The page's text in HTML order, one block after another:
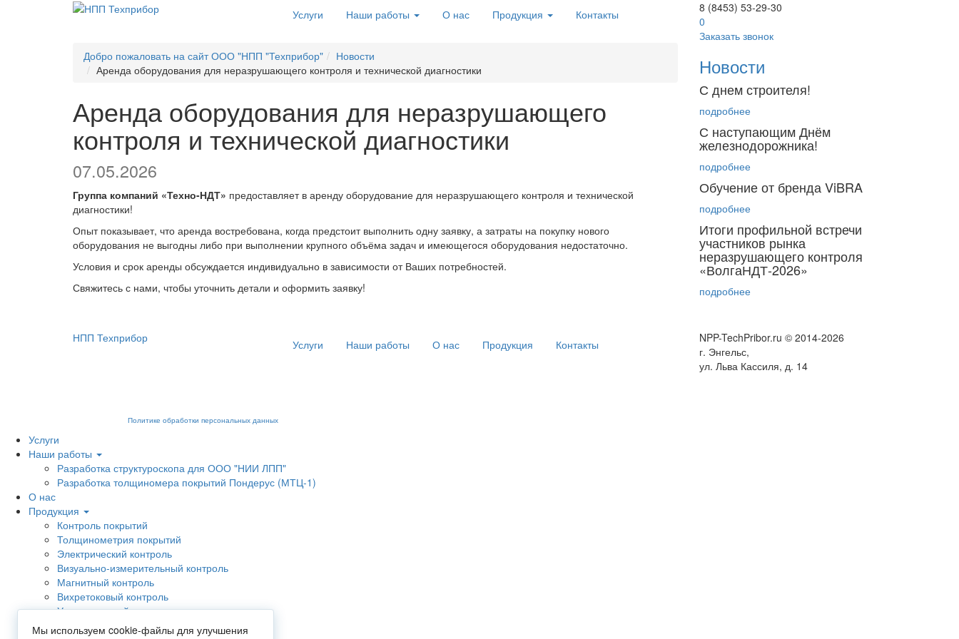
Услуги Наши работы О нас Продукция Контакты
8 (8453) 53-29-30
0
Заказать звонок
Добро пожаловать на сайт ООО "НПП "Техприбор"
Новости
Аренда оборудования для неразрушающего контроля и технической диагностики
Аренда оборудования для неразрушающего
контроля и технической диагностики
07.05.2026
Группа компаний «Техно-НДТ» предоставляет в аренду оборудование для неразрушающего контроля и технической
диагностики!
Опыт показывает, что аренда востребована, когда предстоит выполнить одну заявку, а затраты на покупку нового
оборудования не выгодны либо при выполнении крупного объёма задач и имеющегося оборудования недостаточно.
Условия и срок аренды обсуждается индивидуально в зависимости от Ваших потребностей.
Свяжитесь с нами, чтобы уточнить детали и оформить заявку!
Новости
С днем строителя!
подробнее
С наступающим Днём
железнодорожника!
подробнее
Обучение от бренда ViBRA
подробнее
Итоги профильной встречи
участников рынка
неразрушающего контроля
«ВолгаНДТ-2026»
подробнее
НПП Техприбор Услуги Наши работы О нас Продукция Контакты
NPP-TechPribor.ru © 2014-2026
г. Энгельс,
ул. Льва Кассиля, д. 14
Политике обработки персональных данных
Услуги
Наши работы
Разработка структуроскопа для ООО "НИИ ЛПП"
Разработка толщиномера покрытий Пондерус (МТЦ-1)
О нас
Продукция
Контроль покрытий
Толщинометрия покрытий
Электрический контроль
Визуально-измерительный контроль
Магнитный контроль
Вихретоковый контроль
Ультразвуковой контроль
Структуроскопы
Мы используем cookie-файлы для улучшения